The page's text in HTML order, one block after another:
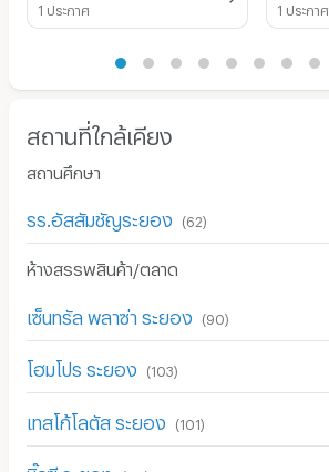
1 ประกาศ
1 ประกาศ
สถานที่ใกล้เคียง
สถานศึกษา
รร.อัสสัมชัญระยอง (62)
ห้างสรรพสินค้า/ตลาด
เซ็นทรัล พลาซ่า ระยอง (90)
โฮมโปร ระยอง (103)
เทสโก้โลตัส ระยอง (101)